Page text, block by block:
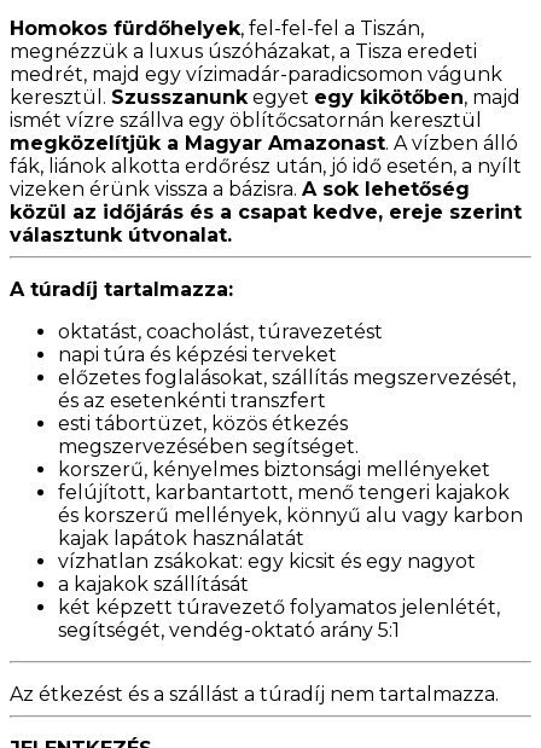
Homokos fürdőhelyek, fel-fel-fel a Tiszán,
megnézzük a luxus úszóházakat, a Tisza eredeti
medrét, majd egy vízimadár-paradicsomon vágunk
keresztül. Szusszanunkegyet egy kikötőben, majd
ismét vízre szállva egy öblítőcsatornán keresztül
megközelítjük a Magyar Amazonast. A vízben álló
fák, liánok alkotta erdőrész után, jó idő esetén, a nyílt
vizeken érünk vissza a bázisra. A sok lehetőség
közül az időjárás és a csapat kedve, ereje szerint
választunk útvonalat.
A túradíj tartalmazza:
oktatást, coacholást, túravezetést
napi túra és képzési terveket
előzetes foglalásokat, szállítás megszervezését,
és az esetenkénti transzfert
esti tábortüzet, közös étkezés
megszervezésében segítséget.
korszerű, kényelmes biztonsági mellényeket
felújított, karbantartott, menő tengeri kajakok
és korszerű mellények, könnyű alu vagy karbon
kajak lapátok használatát
vízhatlan zsákokat: egy kicsit és egy nagyot
a kajakok szállítását
két képzett túravezető folyamatos jelenlétét,
segítségét, vendég-oktató arány 5:1
Az étkezést és a szállást a túradíj nem tartalmazza.